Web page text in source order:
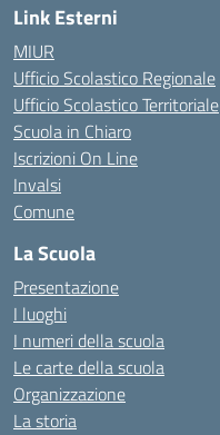
Link Esterni
MIUR
Ufficio Scolastico Regionale
Ufficio Scolastico Territoriale
Scuola in Chiaro
Iscrizioni On Line
Invalsi
Comune
La Scuola
Presentazione
I luoghi
I numeri della scuola
Le carte della scuola
Organizzazione
La storia